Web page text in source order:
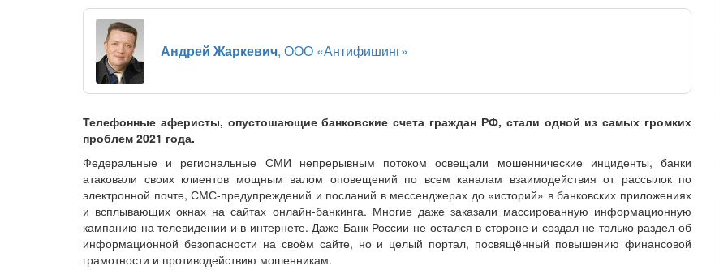
Андрей Жаркевич, ООО «Антифишинг»
Телефонные аферисты, опустошающие банковские счета граждан РФ, стали одной из самых громких
проблем 2021 года.
Федеральные и региональные СМИ непрерывным потоком освещали мошеннические инциденты, банки
атаковали своих клиентов мощным валом оповещений по всем каналам взаимодействия от рассылок по
электронной почте, СМС-предупреждений и посланий в мессенджерах до «историй» в банковских приложениях
и всплывающих окнах на сайтах онлайн-банкинга. Многие даже заказали массированную информационную
кампанию на телевидении и в интернете. Даже Банк России не остался в стороне и создал не только раздел об
информационной безопасности на своём сайте, но и целый портал, посвящённый повышению финансовой
грамотности и противодействию мошенникам.